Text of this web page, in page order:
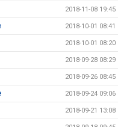
2018-11-08 19:45
2018-10-01 08:41
2018-10-01 08:20
2018-09-28 08:29
2018-09-26 08:45
2018-09-24 09:06
2018-09-21 13:08